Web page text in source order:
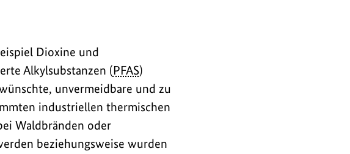
Dioxine und
Alkylsubstanzen (PFAS)
unvermeidbare und zu
industriellen thermischen
Waldbränden oder
beziehungsweise wurden